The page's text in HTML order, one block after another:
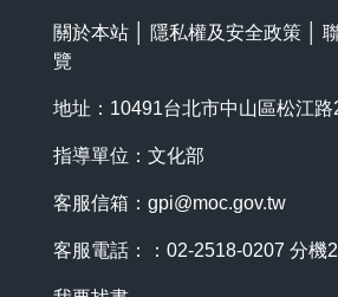
關於本站 隱私權及安全政策
覽
地址：10491台北市中山區松江路
指導單位：文化部
客服信箱： gpi@moc.gov.tw
客服電話：：02-2518-0207 分機